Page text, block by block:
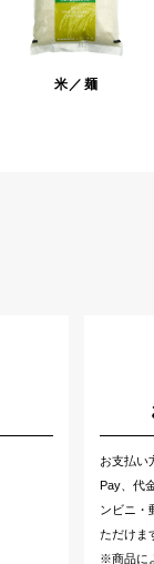
米／麺
お支払い
Pay、代
ンビニ・
ただけま
※商品に